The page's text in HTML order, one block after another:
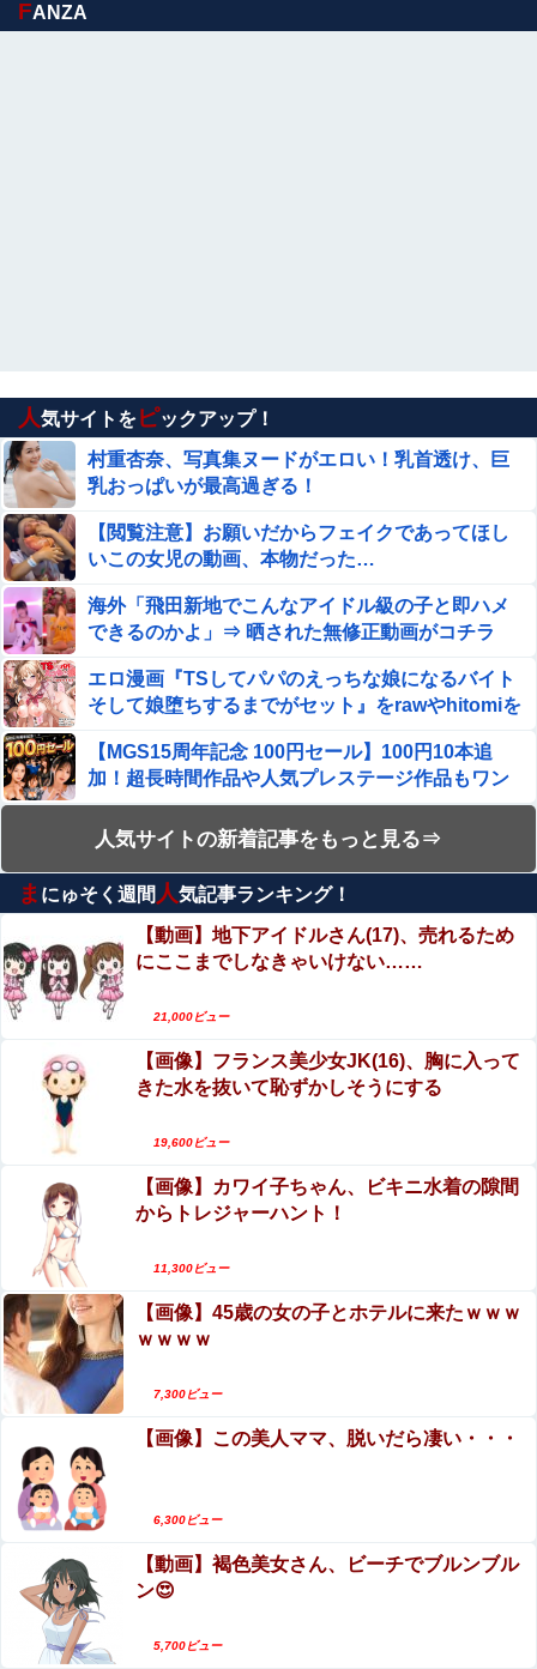
【ドラマ】中学聖日記を語ろう！
【閲覧注意・動画】大阪で警察に射殺された男の動
画、エグい 撃たれてから叫びながら苦しみもがいて
死ぬ
【速報】れいわ新選組さん「いのちの党」に改名ｗｗｗｗ
ｗｗｗｗ
【画像】 どえらい乳のJSが発見される
まじのガチのネタ抜きで超能力一個貰えるならテレポーテ
ーション一択だよな他
嫁の銀行口座が突如凍結されて三菱UFJ銀行に問い合わ
せ、「説明できない」と言われて警察に相談しにいく
と……
取り放題でてんこ盛りにしてるのはまあ見かけるが持ち帰
【動画】仙台育英の野球部女子マネ、あざといウィンクで
お前らの心を鷲掴みｗｗｗｗｗ
ワイ「米津玄師ってソロじゃなくてバンドのボーカルなら
よかったよね」
残業でクタクタになって帰宅し、気晴らしにゲームやスマ
ながら家事をする
【朗報】ワンピースより面白い漫画、ガチでこの世に存在
しないかもしれないｗｗｗ
【動画】 地下アイドルさん、売れるためにここまでしなき
ゃいけないと判明…………………
【コンゴ】 エボラ出血熱、感染3600人…過去最大の流行
【画像】エチビデ女優さん、番組の企画でハッスルしすぎ
てしまうｗｗｗｗｗｗ他
【悲報】風俗嬢やってる女の末路ｗｗｗｗｗｗｗｗｗ
ｗｗ
【画像】突然脱ぎだすゲーム配信者の美少女がエ●すぎる
ｗｗｗ
Powered by livedoor 相互RSS
FANZA
人気サイトを ピックアップ！
村重杏奈、写真集ヌードがエロい！乳首透け、巨
乳おっぱいが最高過ぎる！
【閲覧注意】お願いだからフェイクであってほし
いこの女児の動画、本物だった…
海外「飛田新地でこんなアイドル級の子と即ハメ
できるのかよ」⇒ 晒された無修正動画がコチラ
エロ漫画『TSしてパパのえっちな娘になるバイト
そして娘堕ちするまでがセット』をrawやhitomiを
【MGS15周年記念 100円セール】100円10本追
加！超長時間作品や人気プレステージ作品もワン
コイン継続中！
【動画】メンズエステ嬢さん、大サービスで本番
セックスまでしてしまう・・・
【動画】両方馬鹿（笑）ミニストップでトラック
と衝突したドラレコが（ノ∇`）
【動画】地震発生時の熊本総合病院の手術室の様
子が(((ﾟДﾟ)))
せるおそロシア。
ん」（キャバ嬢・MINA）自殺動画
エロ漫画『陸上部VS百合セックス部』をrawや
hitomiを使わずに無料で読む方法│アウェイ田
エロ漫画『怪物の寵愛』をrawやhitomiを使わずに
無料で読む方法│揚げ三昧
人気サイトの新着記事をもっと見る⇒
ま にゅそく週間 人気記事ランキング！
【動画】地下アイドルさん(17)、売れるため
にここまでしなきゃいけない……
21,000ビュー
【画像】フランス美少女JK(16)、胸に入って
きた水を抜いて恥ずかしそうにする
19,600ビュー
【画像】カワイ子ちゃん、ビキニ水着の隙間
からトレジャーハント！
11,300ビュー
【画像】45歳の女の子とホテルに来たｗｗｗ
ｗｗｗｗ
7,300ビュー
【画像】この美人ママ、脱いだら凄い・・・
6,300ビュー
【動画】褐色美女さん、ビーチでブルンブル
ン😍
5,700ビュー